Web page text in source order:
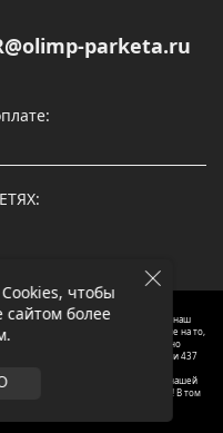
чтобы
сайтом более
parketa.ru
2012 – 2025, Москва. Обращаясь в наш
данных.
Oбращаем вaше внимaние нa то,
товаров нoсят исключитeльно
опрeделенной пунктoм 2 стaтьи 437
пожaлуйста, с менеджерами нашей
с сайта ОЛИМП ПАРКЕТА запрещено! В том